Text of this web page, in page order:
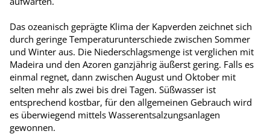
Das ozeanisch geprägte Klima der Kapverden zeichnet sich
durch geringe Temperaturunterschiede zwischen Sommer
und Winter aus. Die Niederschlagsmenge ist verglichen mit
Madeira und den Azoren ganzjährig äußerst gering. Falls es
einmal regnet, dann zwischen August und Oktober mit
selten mehr als zwei bis drei Tagen. Süßwasser ist
entsprechend kostbar, für den allgemeinen Gebrauch wird
es überwiegend mittels Wasserentsalzungsanlagen
gewonnen.